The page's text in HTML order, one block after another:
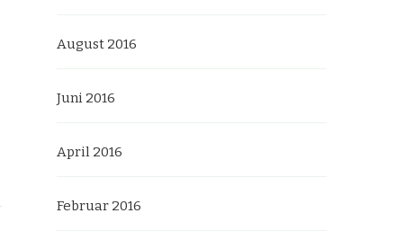
August 2016
Juni 2016
April 2016
Februar 2016